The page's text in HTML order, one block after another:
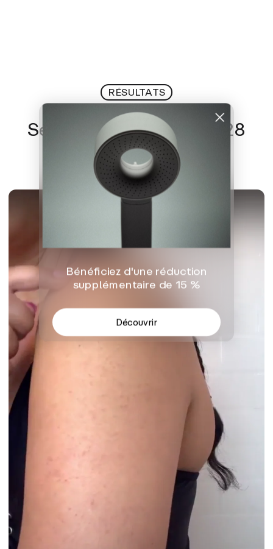
RÉSULTATS
Sentez la différence en 28
jours.
Bénéficiez d'une réduction
supplémentaire de 15 %
Découvrir